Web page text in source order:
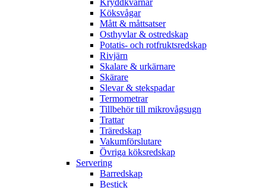
Kryddkvarnar
Köksvågar
Mått & måttsatser
Osthyvlar & ostredskap
Potatis- och rotfruktsredskap
Rivjärn
Skalare & urkärnare
Skärare
Slevar & stekspadar
Termometrar
Tillbehör till mikrovågsugn
Trattar
Träredskap
Vakumförslutare
Övriga köksredskap
Servering
Barredskap
Bestick